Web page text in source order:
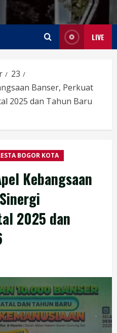
LIVE
23
Banser, Perkuat
2025 dan Tahun Baru
BOGOR KOTA
Kebangsaan
2025 dan